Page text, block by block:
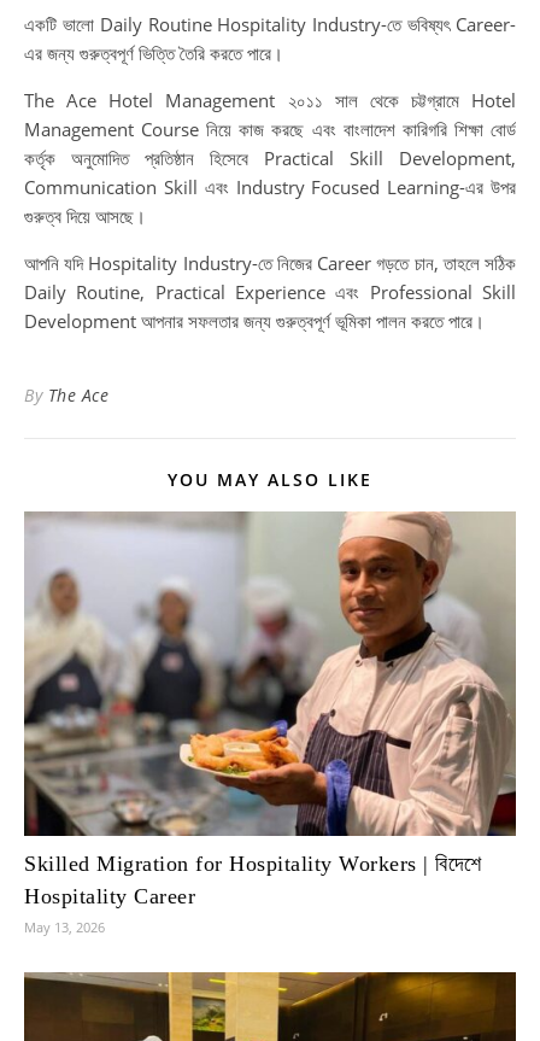
একটি ভালো Daily Routine Hospitality Industry-তে ভবিষ্যৎ Career-
এর জন্য গুরুত্বপূর্ণ ভিত্তি তৈরি করতে পারে।
The Ace Hotel Management ২০১১ সাল থেকে চট্টগ্রামে Hotel
Management Course নিয়ে কাজ করছে এবং বাংলাদেশ কারিগরি শিক্ষা বোর্ড
কর্তৃক অনুমোদিত প্রতিষ্ঠান হিসেবে Practical Skill Development,
Communication Skill এবং Industry Focused Learning-এর উপর
গুরুত্ব দিয়ে আসছে।
আপনি যদি Hospitality Industry-তে নিজের Career গড়তে চান, তাহলে সঠিক
Daily Routine, Practical Experience এবং Professional Skill
Development আপনার সফলতার জন্য গুরুত্বপূর্ণ ভূমিকা পালন করতে পারে।
By The Ace
YOU MAY ALSO LIKE
Skilled Migration for Hospitality Workers | বিদেশে
Hospitality Career
May 13, 2026